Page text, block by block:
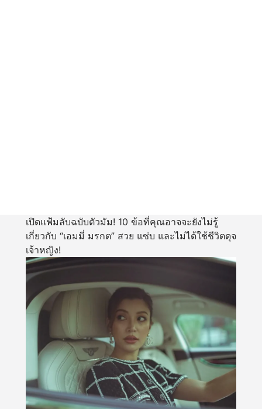
เปิดแฟ้มลับฉบับตัวมัม! 10 ข้อที่คุณอาจจะยังไม่รู้
เกี่ยวกับ “เอมมี่ มรกต” สวย แซ่บ และไม่ได้ใช้ชีวิตดุจ
เจ้าหญิง!